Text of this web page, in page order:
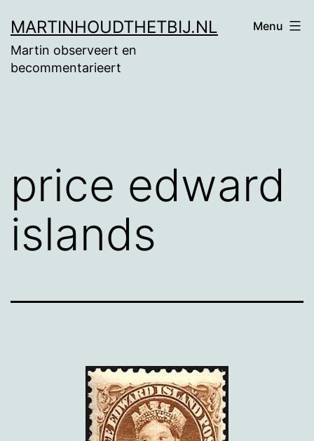
naar
de
MARTINHOUDTHETBIJ.NL
Martin observeert en
becommentarieert
Menu
price edward
islands